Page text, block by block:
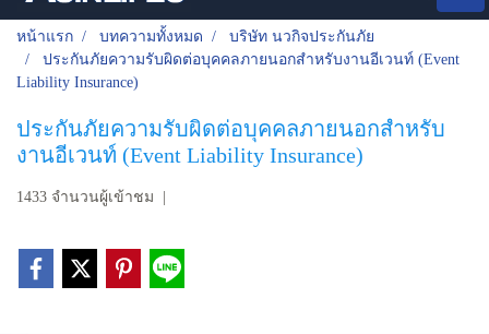
หน้าแรก บทความทั้งหมด
บริษัท นวกิจประกันภัย
ประกันภัยความรับผิดต่อบุคคลภายนอกสำหรับงานอีเวนท์ (Event
Liability Insurance)
ประกันภัยความรับผิดต่อบุคคลภายนอกสำหรับ
งานอีเวนท์ (Event Liability Insurance)
1433 จำนวนผู้เข้าชม